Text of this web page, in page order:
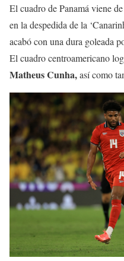
El cuadro de Panamá viene
en la despedida de la
acabó con una dura goleada
El cuadro centroamericano
Matheus Cunha,así como